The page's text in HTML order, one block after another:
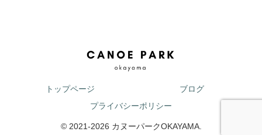
トップページ
ブログ
プライバシーポリシー
© 2021-2026 カヌーパークOKAYAMA.